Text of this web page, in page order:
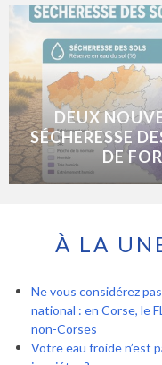
DEUX
SÉCHERESSE
DE
À LA
Ne vous considérez
national : en Corse, le
non-Corses
Votre eau froide n’est